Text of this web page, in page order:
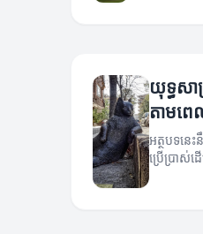
យុទ្ធសា
តាមពេ
អត្ថបទនេ
ប្រើប្រាស់ដ